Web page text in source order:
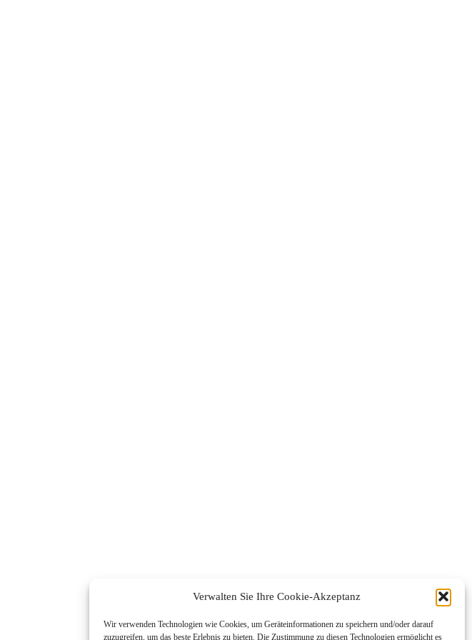
Verwalten Sie Ihre Cookie-Akzeptanz
Wir verwenden Technologien wie Cookies, um Geräteinformationen zu speichern und/oder darauf
zuzugreifen, um das beste Erlebnis zu bieten. Die Zustimmung zu diesen Technologien ermöglicht es